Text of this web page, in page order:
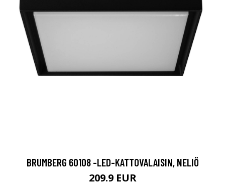
BRUMBERG 60108 -LED-KATTOVALAISIN, NELIÖ
209.9 EUR